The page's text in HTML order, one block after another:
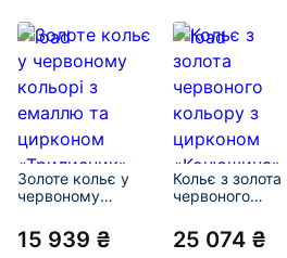
Золоте кольє у
червоному
та цирконом
«Трилисник» 01-
15 939 ₴
Кольє з золота
червоного
цирконом
«Конюшина» 01-
25 074 ₴